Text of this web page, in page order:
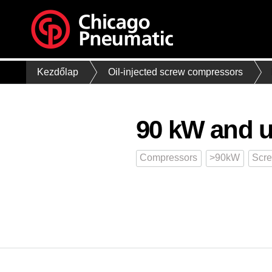
Kezdőlap Oil-injected screw compressors
90 kW and
Compressors >90kW